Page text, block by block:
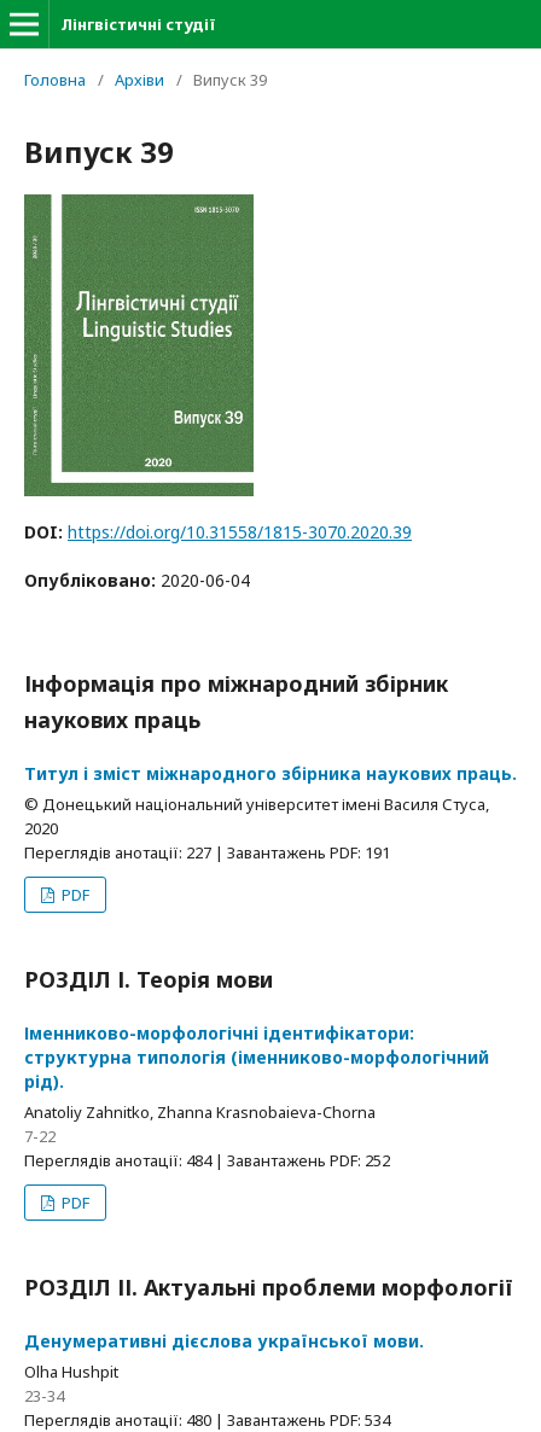
Лінгвістичні студії
Головна / Архіви / Випуск 39
Випуск 39
DOI: https://doi.org/10.31558/1815-3070.2020.39
Опубліковано: 2020-06-04
Інформація про міжнародний збірник
наукових праць
Титул і зміст міжнародного збірника наукових праць.
© Донецький національний університет імені Василя Стуса,
2020
Переглядів анотації: 227 | Завантажень PDF: 191
PDF
РОЗДІЛ І. Теорія мови
Іменниково-морфологічні ідентифікатори:
структурна типологія (іменниково-морфологічний
рід).
Anatoliy Zahnitko, Zhanna Krasnobaieva-Chorna
7-22
Переглядів анотації: 484 | Завантажень PDF: 252
PDF
РОЗДІЛ ІІ. Актуальні проблеми морфології
Денумеративні дієслова української мови.
Olha Hushpit
23-34
Переглядів анотації: 480 | Завантажень PDF: 534